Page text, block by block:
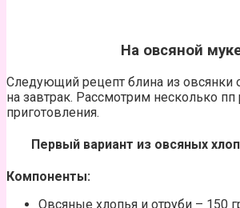
На овсяной
Следующий рецепт блина из овсянки
на завтрак. Рассмотрим несколько пп
приготовления.
Первый вариант из овсяных
Компоненты:
Овсяные хлопья и отруби – 150